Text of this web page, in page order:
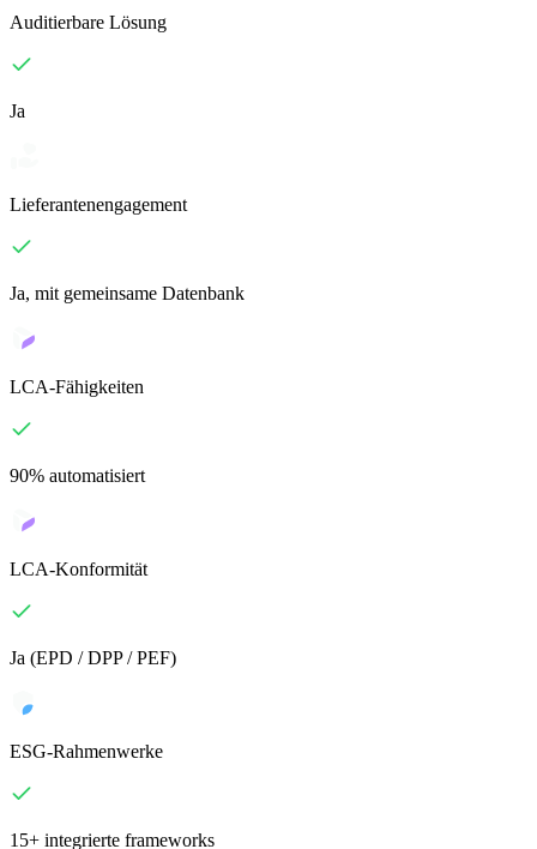
Auditierbare Lösung
Ja
Lieferantenengagement
Ja, mit gemeinsame Datenbank
LCA-Fähigkeiten
90% automatisiert
LCA-Konformität
Ja (EPD / DPP / PEF)
ESG-Rahmenwerke
15+ integrierte frameworks